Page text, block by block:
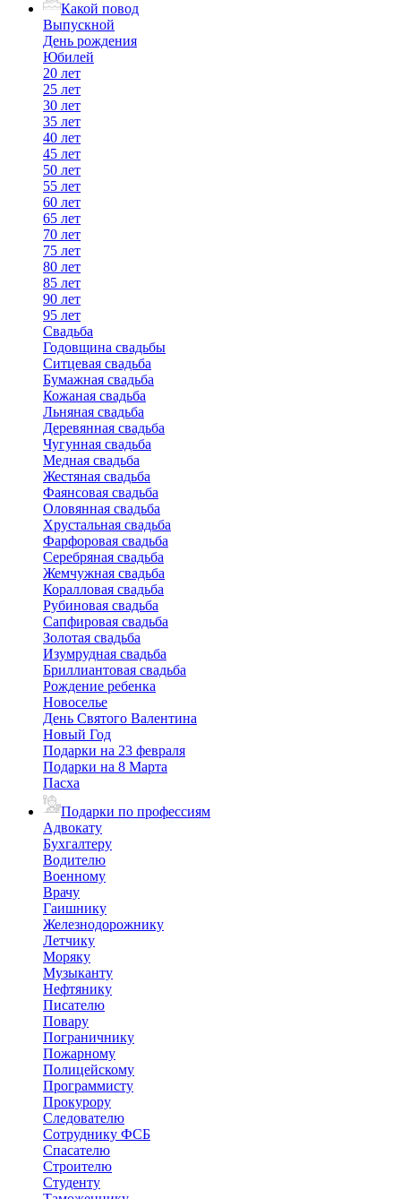
Какой повод
Выпускной
День рождения
Юбилей
20 лет
25 лет
30 лет
35 лет
40 лет
45 лет
50 лет
55 лет
60 лет
65 лет
70 лет
75 лет
80 лет
85 лет
90 лет
95 лет
Свадьба
Годовщина свадьбы
Ситцевая свадьба
Бумажная свадьба
Кожаная свадьба
Льняная свадьба
Деревянная свадьба
Чугунная свадьба
Медная свадьба
Жестяная свадьба
Фаянсовая свадьба
Оловянная свадьба
Хрустальная свадьба
Фарфоровая свадьба
Серебряная свадьба
Жемчужная свадьба
Коралловая свадьба
Рубиновая свадьба
Сапфировая свадьба
Золотая свадьба
Изумрудная свадьба
Бриллиантовая свадьба
Рождение ребенка
Новоселье
День Святого Валентина
Новый Год
Подарки на 23 февраля
Подарки на 8 Марта
Пасха
Подарки по профессиям
Адвокату
Бухгалтеру
Водителю
Военному
Врачу
Гаишнику
Железнодорожнику
Летчику
Моряку
Музыканту
Нефтянику
Писателю
Повару
Пограничнику
Пожарному
Полицейскому
Программисту
Прокурору
Следователю
Сотруднику ФСБ
Спасателю
Строителю
Студенту